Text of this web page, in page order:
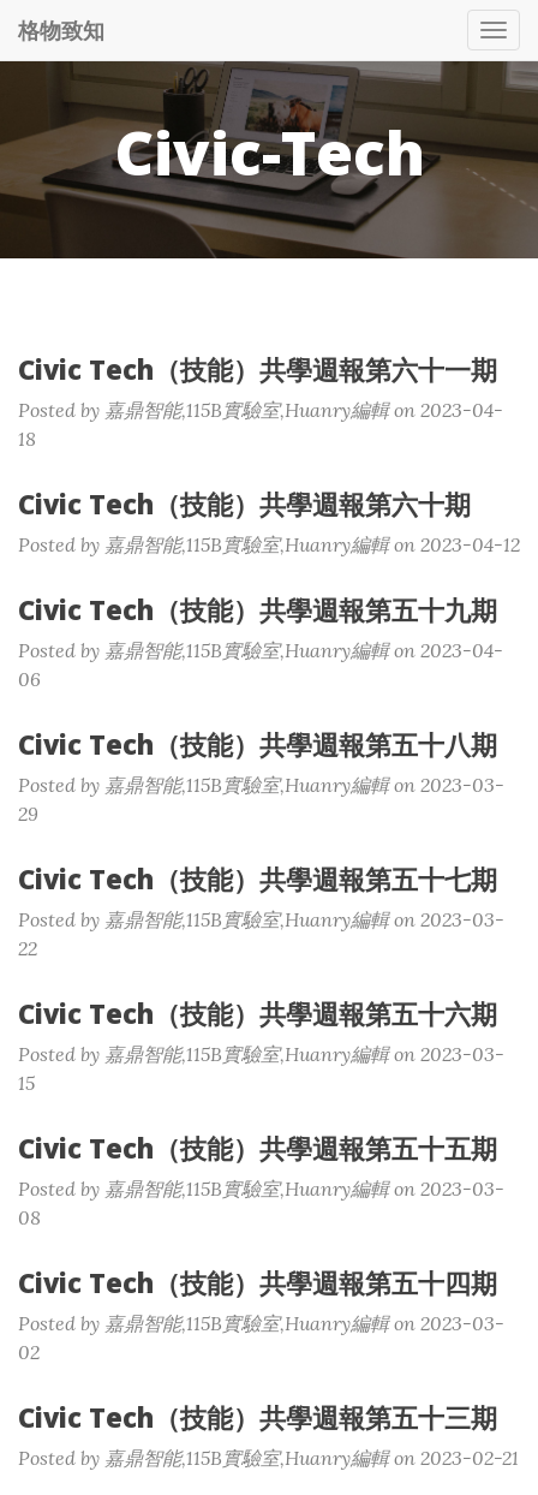
格物致知
Civic-Tech
Civic Tech（技能）共學週報第六十一期
Posted by 嘉鼎智能,115B實驗室,Huanry編輯 on 2023-04-
18
Civic Tech（技能）共學週報第六十期
Posted by 嘉鼎智能,115B實驗室,Huanry編輯 on 2023-04-12
Civic Tech（技能）共學週報第五十九期
Posted by 嘉鼎智能,115B實驗室,Huanry編輯 on 2023-04-
06
Civic Tech（技能）共學週報第五十八期
Posted by 嘉鼎智能,115B實驗室,Huanry編輯 on 2023-03-
29
Civic Tech（技能）共學週報第五十七期
Posted by 嘉鼎智能,115B實驗室,Huanry編輯 on 2023-03-
22
Civic Tech（技能）共學週報第五十六期
Posted by 嘉鼎智能,115B實驗室,Huanry編輯 on 2023-03-
15
Civic Tech（技能）共學週報第五十五期
Posted by 嘉鼎智能,115B實驗室,Huanry編輯 on 2023-03-
08
Civic Tech（技能）共學週報第五十四期
Posted by 嘉鼎智能,115B實驗室,Huanry編輯 on 2023-03-
02
Civic Tech（技能）共學週報第五十三期
Posted by 嘉鼎智能,115B實驗室,Huanry編輯 on 2023-02-21